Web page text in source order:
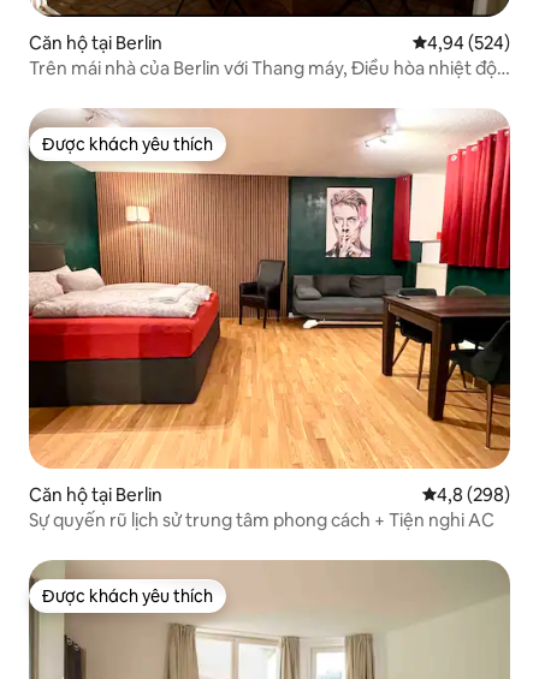
Căn hộ tại Berlin Xếp hạng
4,94 (524)
Trên mái nhà của Berlin với Thang máy, Điều hòa nhiệt độ,
Được khách yêu thích
Được khách yêu thích
Căn hộ tại Berlin Xếp hạng
4,8 (298)
Sự quyến rũ lịch sử trung tâm phong cách + Tiện nghi AC
Được khách yêu thích
Được khách yêu thích